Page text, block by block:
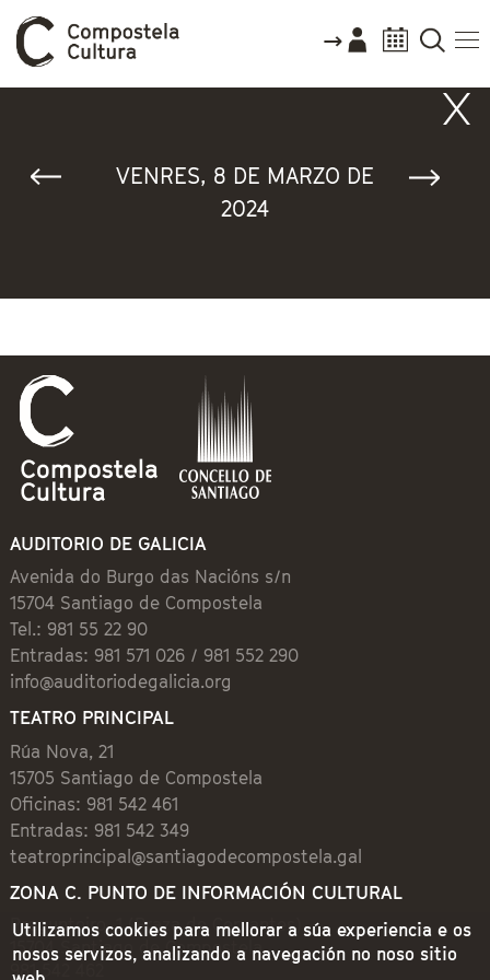
VENRES, 8 DE MARZO DE
2024
AUDITORIO DE GALICIA
Avenida do Burgo das Nacións s/n
15704 Santiago de Compostela
Tel.: 981 55 22 90
Entradas: 981 571 026 / 981 552 290
info@auditoriodegalicia.org
TEATRO PRINCIPAL
Rúa Nova, 21
15705 Santiago de Compostela
Oficinas: 981 542 461
Entradas: 981 542 349
teatroprincipal@santiagodecompostela.gal
ZONA C. PUNTO DE INFORMACIÓN CULTURAL
Preguntoiro, 1 (Praza de Cervantes)
15704 Santiago de Compostela
981 542 462
Utilizamos cookies para mellorar a súa experiencia e os
nosos servizos, analizando a navegación no noso sitio